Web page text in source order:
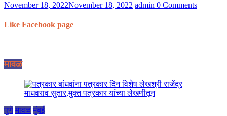
November 18, 2022November 18, 2022 admin 0 Comments
Like Facebook page
मावळ
पुणे मावळ मुंबई